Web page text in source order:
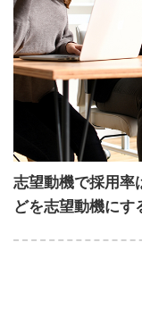
志望動機で採用率
どを志望動機にす